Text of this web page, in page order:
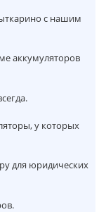
с нашим
аккумуляторов
у которых
для юридических